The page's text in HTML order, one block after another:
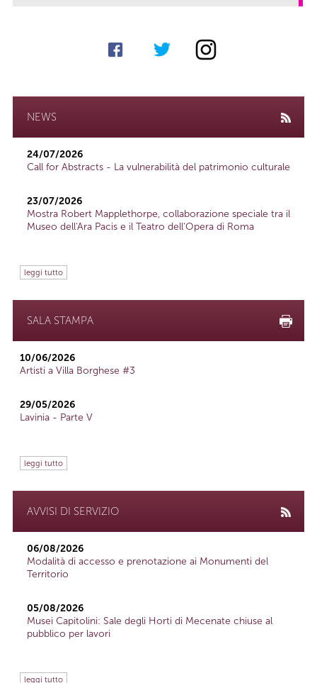
NEWS
24/07/2026
Call for Abstracts - La vulnerabilità del patrimonio culturale
23/07/2026
Mostra Robert Mapplethorpe, collaborazione speciale tra il
Museo dell'Ara Pacis e il Teatro dell'Opera di Roma
leggi tutto
SALA STAMPA
10/06/2026
Artisti a Villa Borghese #3
29/05/2026
Lavinia - Parte V
leggi tutto
AVVISI DI SERVIZIO
06/08/2026
Modalità di accesso e prenotazione ai Monumenti del
Territorio
05/08/2026
Musei Capitolini: Sale degli Horti di Mecenate chiuse al
pubblico per lavori
leggi tutto